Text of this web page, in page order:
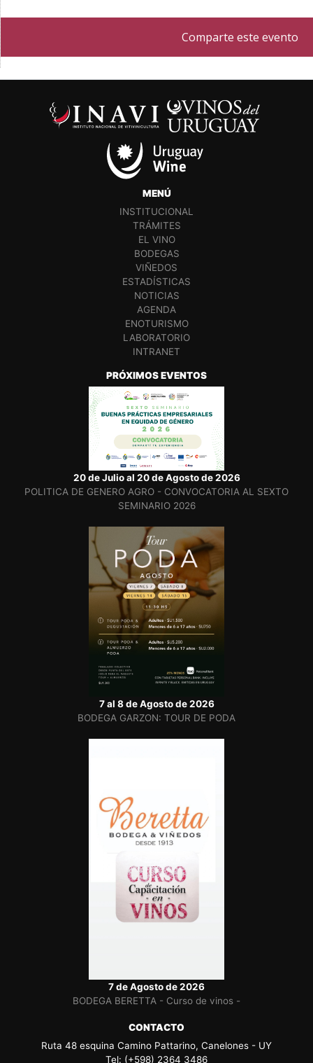
Comparte este evento
MENÚ
INSTITUCIONAL
TRÁMITES
EL VINO
BODEGAS
VIÑEDOS
ESTADÍSTICAS
NOTICIAS
AGENDA
ENOTURISMO
LABORATORIO
INTRANET
PRÓXIMOS EVENTOS
20 de Julio al 20 de Agosto de 2026
POLITICA DE GENERO AGRO - CONVOCATORIA AL SEXTO
SEMINARIO 2026
7 al 8 de Agosto de 2026
BODEGA GARZON: TOUR DE PODA
7 de Agosto de 2026
BODEGA BERETTA - Curso de vinos -
CONTACTO
Ruta 48 esquina Camino Pattarino, Canelones - UY
Tel: (+598) 2364 3486